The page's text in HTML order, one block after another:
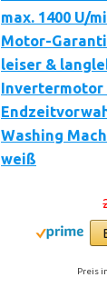
max. 1400 U/
Motor-
leiser &
Invertermotor
Washing
weiß
Preis